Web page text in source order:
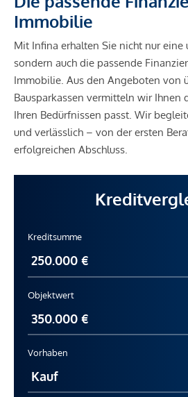
U-Bahn <4.500m
Straßenbahn <2.500m
Angaben Entfernung Luftlinie /
*Der Vertrag kommt nicht mit der
GmbH zustande. Das Objekt wird
gegenüber dem anbietenden
gemachten Angaben und
unverbindliche Vorabinformationen
Gewähr erfolgen. Der Vermittler ist
Immobilie
Mit Infina erhalten Sie nicht nur eine
sondern auch die passende
Immobilie. Aus den Angeboten von
Bausparkassen vermitteln wir Ihnen
Ihren Bedürfnissen passt. Wir
und verlässlich – von der ersten
erfolgreichen Abschluss.
Kreditsumme
Objektwert
Vorhaben